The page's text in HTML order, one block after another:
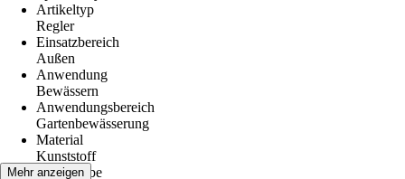
Artikeltyp
Regler
Einsatzbereich
Außen
Anwendung
Bewässern
Anwendungsbereich
Gartenbewässerung
Material
Kunststoff
Grundfarbe
Mehr anzeigen